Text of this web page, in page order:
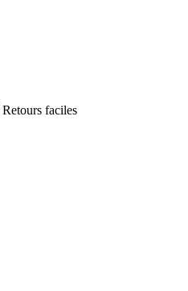
Retours faciles